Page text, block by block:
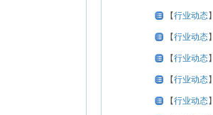
【行业动态】
【行业动态】
【行业动态】
【行业动态】
【行业动态】